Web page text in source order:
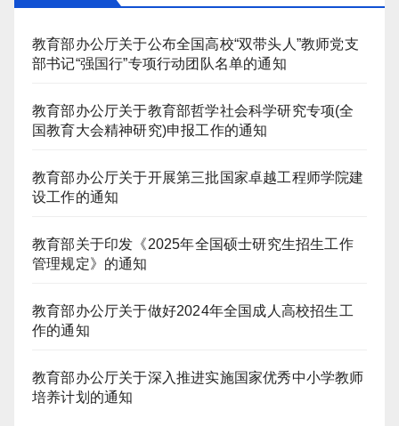
教育部办公厅关于公布全国高校“双带头人”教师党支
部书记“强国行”专项行动团队名单的通知
教育部办公厅关于教育部哲学社会科学研究专项(全
国教育大会精神研究)申报工作的通知
教育部办公厅关于开展第三批国家卓越工程师学院建
设工作的通知
教育部关于印发《2025年全国硕士研究生招生工作
管理规定》的通知
教育部办公厅关于做好2024年全国成人高校招生工
作的通知
教育部办公厅关于深入推进实施国家优秀中小学教师
培养计划的通知